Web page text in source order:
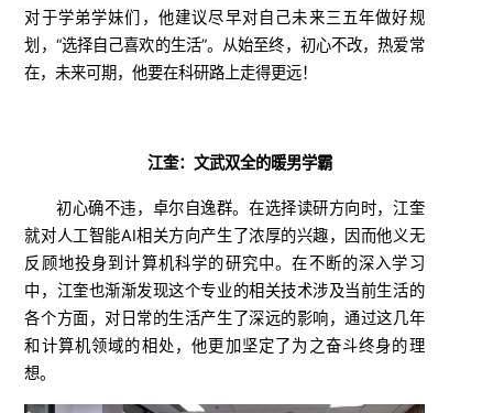
对于学弟学妹们，他建议尽早对自己未来三五年做好规
划，“选择自己喜欢的生活”。从始至终，初心不改，热爱常
在，未来可期，他要在科研路上走得更远！
江奎：文武双全的暖男学霸
初心确不违，卓尔自逸群。在选择读研方向时，江奎
就对人工智能AI相关方向产生了浓厚的兴趣，因而他义无
反顾地投身到计算机科学的研究中。在不断的深入学习
中，江奎也渐渐发现这个专业的相关技术涉及当前生活的
各个方面，对日常的生活产生了深远的影响，通过这几年
和计算机领域的相处，他更加坚定了为之奋斗终身的理
想。